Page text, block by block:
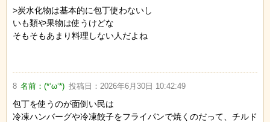
>炭水化物は基本的に包丁使わないし
いも類や果物は使うけどな
そもそもあまり料理しない人だよね
8 名前：(*‘ω‘*) 投稿日： 2026年6月30日 10:42:49
包丁を使うのが面倒い民は
冷凍ハンバーグや冷凍餃子をフライパンで焼くのだって、チルド